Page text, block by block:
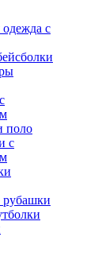
с
поло
с